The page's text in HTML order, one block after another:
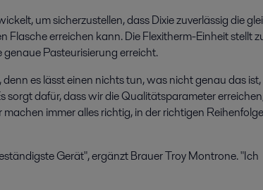
um sicherzustellen, dass Dixie zuverlässig die
erreichen kann. Die Flexitherm-Einheit stellt
genaue Pasteurisierung erreicht.
es lässt einen nichts tun, was nicht genau das ist,
sorgt dafür, dass wir die Qualitätsparameter
immer alles richtig, in der richtigen
Gerät", ergänzt Brauer Troy Montrone. "Ich